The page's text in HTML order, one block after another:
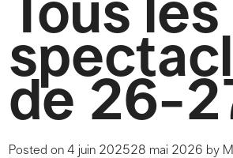
Tous les
de 26-
Posted on4 juin 202528 mai 2026 by